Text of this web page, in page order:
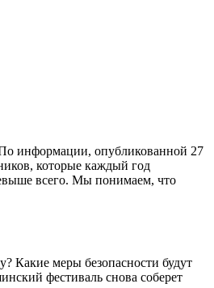
информации, опубликованной 27
которые каждый год
всего. Мы понимаем, что
Какие меры безопасности будут
фестиваль снова соберет